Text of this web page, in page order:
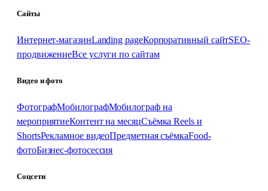
Сайты
Интернет-магазинLanding pageКорпоративный сайтSEO-
продвижениеВсе услуги по сайтам
Видео и фото
ФотографМобилографМобилограф на
мероприятиеКонтент на месяцСъёмка Reels и
ShortsРекламное видеоПредметная съёмкаFood-
фотоБизнес-фотосессия
Соцсети